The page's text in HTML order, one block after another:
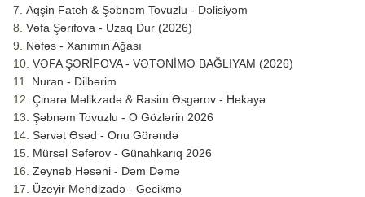
Aqşin Fateh & Şəbnəm Tovuzlu - Dəlisiyəm
Vəfa Şərifova - Uzaq Dur (2026)
Nəfəs - Xanımın Ağası
VƏFA ŞƏRİFOVA - VƏTƏNİMƏ BAĞLIYAM (2026)
Nuran - Dilbərim
Çinarə Məlikzadə & Rasim Əsgərov - Hekayə
Şəbnəm Tovuzlu - O Gözlərin 2026
Sərvət Əsəd - Onu Görəndə
Mürsəl Səfərov - Günahkarıq 2026
Zeynəb Həsəni - Dəm Dəmə
Üzeyir Mehdizadə - Gecikmə